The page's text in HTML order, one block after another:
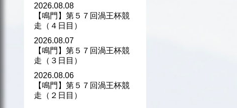
2026.08.08
【鳴門】第５７回渦王杯競
走（４日目）
2026.08.07
【鳴門】第５７回渦王杯競
走（３日目）
2026.08.06
【鳴門】第５７回渦王杯競
走（２日目）